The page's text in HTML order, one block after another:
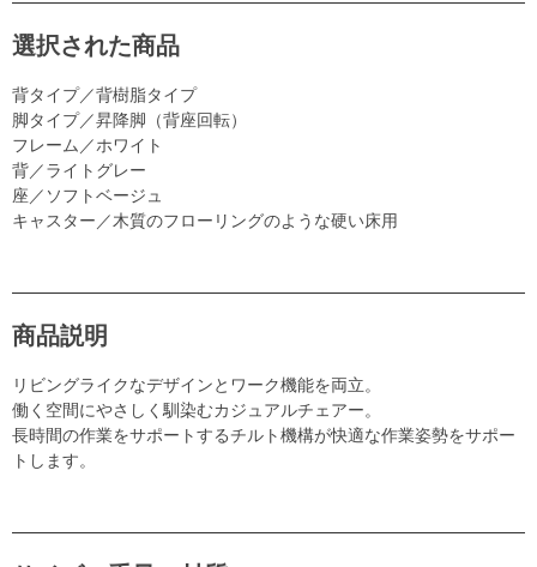
選択された商品
背タイプ／背樹脂タイプ
脚タイプ／昇降脚（背座回転）
フレーム／ホワイト
背／ライトグレー
座／ソフトベージュ
キャスター／木質のフローリングのような硬い床用
商品説明
リビングライクなデザインとワーク機能を両立。
働く空間にやさしく馴染むカジュアルチェアー。
長時間の作業をサポートするチルト機構が快適な作業姿勢をサポー
トします。